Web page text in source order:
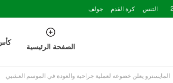
التنس كرة القدم جولف
الصفحة الرئيسية كأس
المايسترو يعلن خضوعه لعملية جراحية والعودة في الموسم العشبي